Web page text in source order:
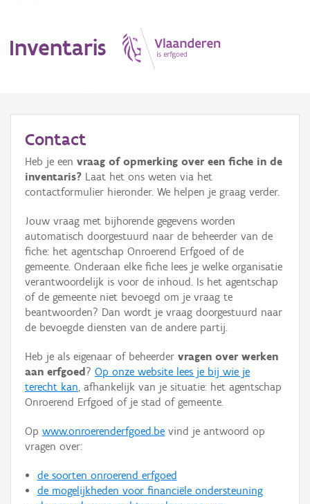
Inventaris
Erfgoedobject
Aanduidingsobject
Waarneming
Thema
Gebeurtenis
Persoon of collectief
Hergebruik
Aanmelden
Contact
Heb je een vraag of opmerking over een fiche in de
inventaris? Laat het ons weten via het
contactformulier hieronder. We helpen je graag verder.
Jouw vraag met bijhorende gegevens worden
automatisch doorgestuurd naar de beheerder van de
fiche: het agentschap Onroerend Erfgoed of de
gemeente. Onderaan elke fiche lees je welke organisatie
verantwoordelijk is voor de inhoud. Is het agentschap
of de gemeente niet bevoegd om je vraag te
beantwoorden? Dan wordt je vraag doorgestuurd naar
de bevoegde diensten van de andere partij.
Heb je als eigenaar of beheerder vragen over werken
aan erfgoed ? Op onze website lees je bij wie je
terecht kan, afhankelijk van je situatie: het agentschap
Onroerend Erfgoed of je stad of gemeente.
Op www.onroerenderfgoed.be vind je antwoord op
vragen over:
de soorten onroerend erfgoed
de mogelijkheden voor financiële ondersteuning